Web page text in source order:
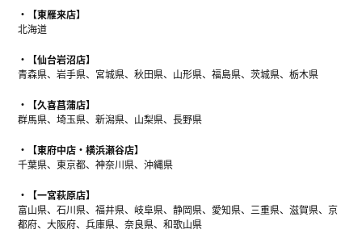
【東雁来店】
北海道
【仙台岩沼店】
青森県、岩手県、宮城県、秋田県、山形県、福島県、茨城県、栃木県
【久喜菖蒲店】
群馬県、埼玉県、新潟県、山梨県、長野県
【東府中店・横浜瀬谷店】
千葉県、東京都、神奈川県、沖縄県
【一宮萩原店】
富山県、石川県、福井県、岐阜県、静岡県、愛知県、三重県、滋賀県、京
都府、大阪府、兵庫県、奈良県、和歌山県